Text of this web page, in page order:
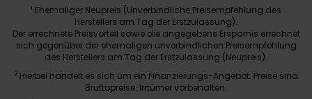
1 Ehemaliger Neupreis (Unverbindliche Preisempfehlung des
Herstellers am Tag der Erstzulassung).
Der errechnete Preisvorteil sowie die angegebene Ersparnis errechnet
sich gegenüber der ehemaligen unverbindlichen Preisempfehlung
des Herstellers am Tag der Erstzulassung (Neupreis).
2 Hierbei handelt es sich um ein Finanzierungs-Angebot. Preise sind
Bruttopreise. Irrtümer vorbehalten.